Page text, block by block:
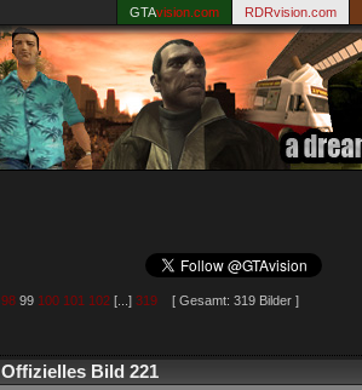
GTAvision.com RDRvision.com
98 99 100 101 102 [...] 319 [ Gesamt: 319 Bilder ]
Offizielles Bild 221